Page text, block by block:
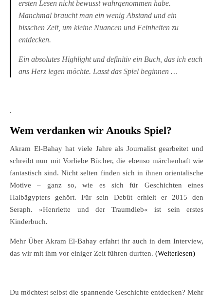
ersten Lesen nicht bewusst wahrgenommen habe.
Manchmal braucht man ein wenig Abstand und ein
bisschen Zeit, um kleine Nuancen und Feinheiten zu
entdecken.
Ein absolutes Highlight und definitiv ein Buch, das ich euch
ans Herz legen möchte. Lasst das Spiel beginnen …
.
Wem verdanken wir Anouks Spiel?
Akram El-Bahay hat viele Jahre als Journalist gearbeitet und
schreibt nun mit Vorliebe Bücher, die ebenso märchenhaft wie
fantastisch sind. Nicht selten finden sich in ihnen orientalische
Motive – ganz so, wie es sich für Geschichten eines
Halbägypters gehört. Für sein Debüt erhielt er 2015 den
Seraph. »Henriette und der Traumdieb« ist sein erstes
Kinderbuch.
Mehr Über Akram El-Bahay erfahrt ihr auch in dem Interview,
das wir mit ihm vor einiger Zeit führen durften. (Weiterlesen)
Du möchtest selbst die spannende Geschichte entdecken? Mehr